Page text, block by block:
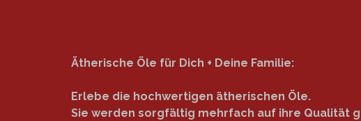
Ätherische Öle für Dich + Deine Familie:
Erlebe die hochwertigen ätherischen Öle.
Sie werden sorgfältig mehrfach auf ihre Qualität